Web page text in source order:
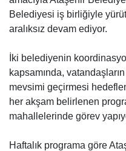
Belediyesi iş birliğiyle
aralıksız devam ediyor.
İki belediyenin
kapsamında,
mevsimi geçirmesi
her akşam belirlenen
mahallelerinde görev
Haftalık programa göre